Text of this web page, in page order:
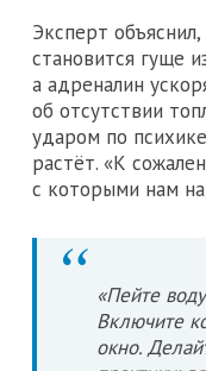
Эксперт
становится гуще
а адреналин
об отсутствии
ударом по
растёт. «К
с которыми нам
«Пейте
Включите
окно.